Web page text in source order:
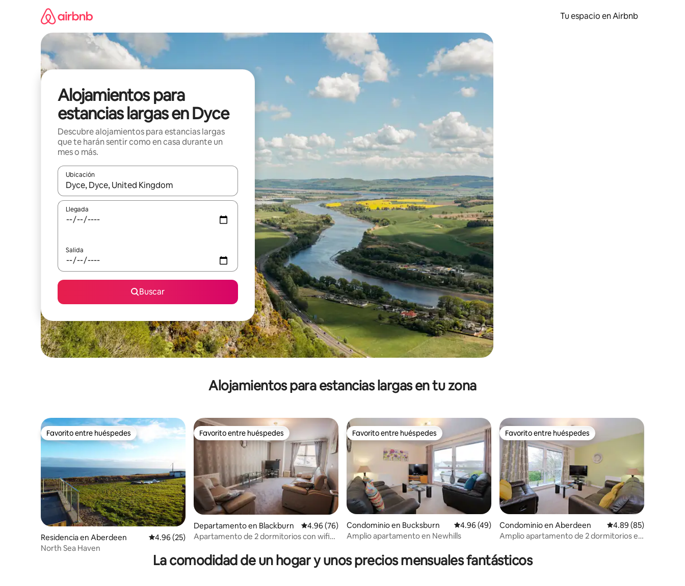
Tu espacio en Airbnb
Alojamientos para
estancias largas en Dyce
Descubre alojamientos para estancias largas
que te harán sentir como en casa durante un
mes o más.
Ubicación
Cuando los resultados estén disponibles, podrás navegar usando las teclas de las flechas hacia arriba y hacia abajo, o bien tocando y deslizando la pantalla.
Llegada
Salida
Buscar
Alojamientos para estancias largas en tu zona
Favorito entre huéspedes
Favorito entre huéspedes
Residencia en Aberdeen Calificación promedio: 4.96 de 5; 25 evaluaciones
4.96 (25)
North Sea Haven
Favorito entre huéspedes
Favorito entre huéspedes
Departamento en Blackburn Calificación promedio: 4.96 de 5; 76 evaluaciones
4.96 (76)
Apartamento de 2 dormitorios con wifi
Blackburn
Favorito entre huéspedes
Favorito entre huéspedes
Condominio en Bucksburn Calificación promedio: 4.96 de 5; 49 evaluaciones
4.96 (49)
Amplio apartamento en Newhills
Favorito entre huéspedes
Favorito entre huéspedes
Condominio en Aberdeen Calificación
4.89 (85)
Amplio apartamento de 2 dormitorios en
La comodidad de un hogar y unos precios mensuales fantásticos